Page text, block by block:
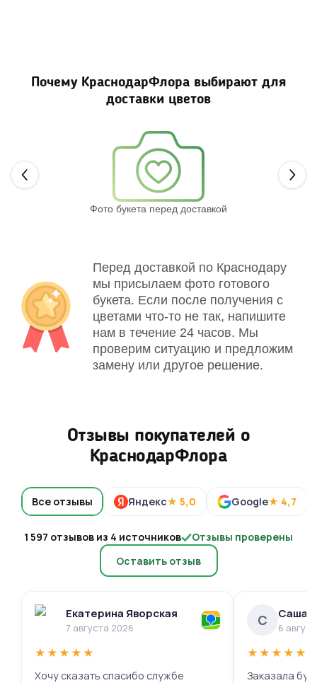
Почему КраснодарФлора выбирают для
доставки цветов
Фото букета перед доставкой
Перед доставкой по Краснодару
мы присылаем фото готового
букета. Если после получения с
цветами что-то не так, напишите
нам в течение 24 часов. Мы
проверим ситуацию и предложим
замену или другое решение.
Отзывы покупателей о
КраснодарФлора
Все отзывы Яндекс★ 5,0 Google★ 4,7
1 597 отзывов из 4 источников
Отзывы проверены
Оставить отзыв
Екатерина Яворская
7 августа 2026
★★★★★
Хочу сказать спасибо службе
С Саша
6
★★★★★
Заказала